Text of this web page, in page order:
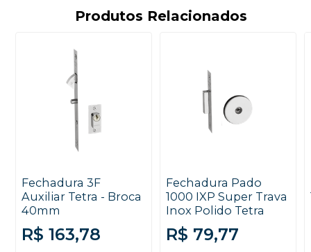
Produtos Relacionados
Fechadura 3F
Auxiliar Tetra - Broca
40mm
R$ 163,78
Fechadura Pado
1000 IXP Super Trava
Inox Polido Tetra
R$ 79,77